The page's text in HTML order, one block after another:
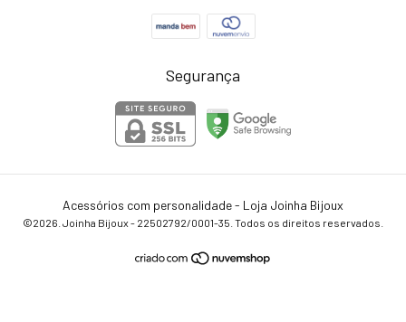
Segurança
Acessórios com personalidade - Loja Joinha Bijoux
©2026. Joinha Bijoux - 22502792/0001-35. Todos os direitos reservados.